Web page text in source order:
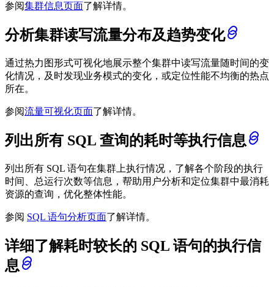
参阅集群信息页面了解详情。
分析集群读写流量分布及趋势变化
通过热力图形式可视化地展示整个集群中读写流量随时间的变
化情况，及时发现业务模式的变化，或定位性能不均衡的热点
所在。
参阅流量可视化页面了解详情。
列出所有 SQL 查询的耗时等执行信息
列出所有 SQL 语句在集群上执行情况，了解各个阶段的执行
时间、总运行次数等信息，帮助用户分析和定位集群中最消耗
资源的查询，优化整体性能。
参阅 SQL 语句分析页面了解详情。
详细了解耗时较长的 SQL 语句的执行信
息